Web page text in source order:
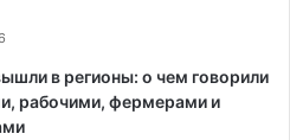
в регионы: о чем говорили
рабочими, фермерами и